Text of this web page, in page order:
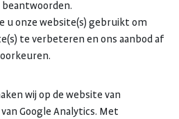
u onze website(s) gebruikt om
te verbeteren en ons aanbod af
wij op de website van
Google Analytics. Met